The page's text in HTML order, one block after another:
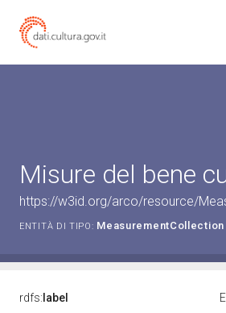
Misure del bene
https://w3id.org/arco/resource/
ENTITÀ DI TIPO: MeasurementCollection
rdfs: label